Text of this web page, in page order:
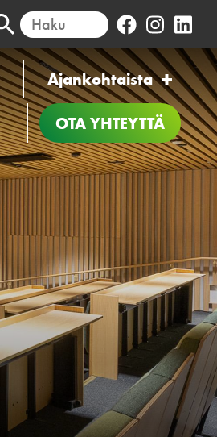
Ajankohtaista
OTA YHTEYTTÄ